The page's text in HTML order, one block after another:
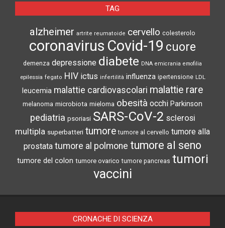
TAG
alzheimer artrite reumatoide cervello colesterolo
coronavirus Covid-19 cuore
demenza depressione diabete DNA emicrania emofilia
epilessia fegato HIV ictus infertilità influenza ipertensione LDL
leucemia malattie cardiovascolari malattie rare
melanoma microbiota mieloma obesità occhi Parkinson
pediatria psoriasi SARS-CoV-2 sclerosi
multipla superbatteri tumore tumore al cervello tumore alla
prostata tumore al polmone tumore al seno
tumore del colon tumore ovarico tumore pancreas tumori
vaccini
CRONACHE DI SCIENZA